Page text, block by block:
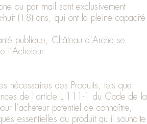
ou par mail sont exclusivement
huit (18) ans, qui ont la pleine capacité
publique, Château d'Arche se
l’Acheteur.
nécessaires des Produits, tels que
de l'article L 111-1 du Code de la
l’acheteur potentiel de connaître,
essentielles du produit qu'il souhaite